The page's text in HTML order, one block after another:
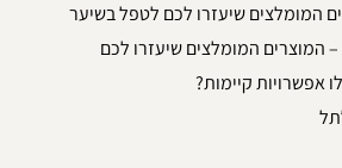
המומלצים שיעזרו לכם לטפל בשיער
המוצרים המומלצים שיעזרו לכם
אפשרויות קיימות?